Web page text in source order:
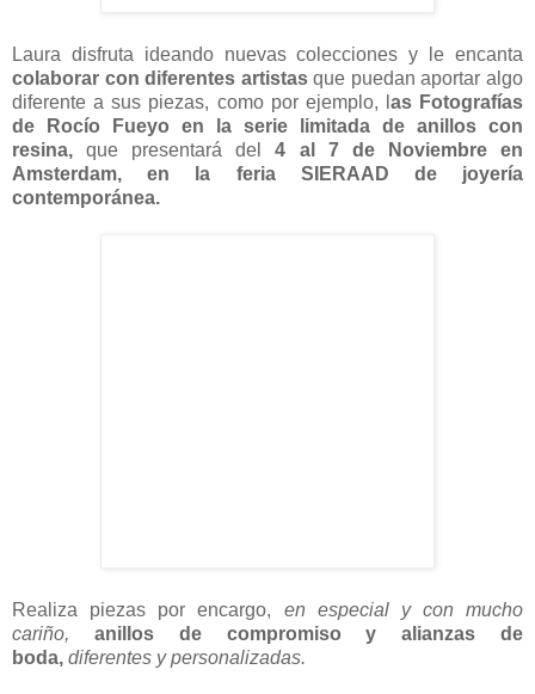
Laura disfruta ideando nuevas colecciones y le encanta
colaborar con diferentes artistasque puedan aportar algo
diferente a sus piezas, como por ejemplo, l as Fotografías
de Rocío Fueyo en la serie limitada de anillos con
resina,que presentará del4 al 7 de Noviembre en
Amsterdam, en la feria SIERAAD de joyería
contemporánea.
Realiza piezas por encargo, en especial y con mucho
cariño,
anillos de compromiso y alianzas de
boda, diferentes y personalizadas.